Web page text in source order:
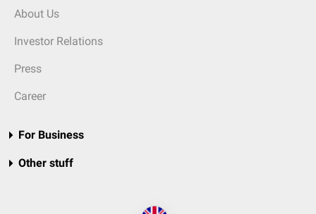
About Us
Investor Relations
Press
Career
For Business
Other stuff